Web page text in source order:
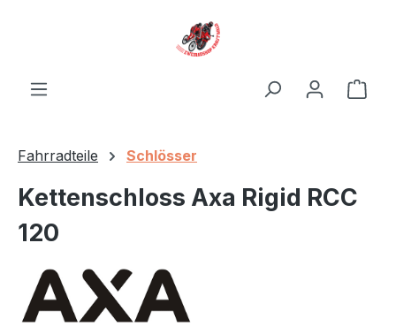
Fahrradteile Schlösser
Kettenschloss Axa Rigid RCC
120